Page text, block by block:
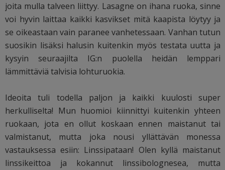
joita mulla talveen liittyy. Lasagne on ihana ruoka, sinne
voi hyvin laittaa kaikki kasvikset mitä kaapista löytyy ja
se oikeastaan vain paranee vanhetessaan. Vanhan tutun
suosikin lisäksi halusin kuitenkin myös testata uutta ja
kysyin seuraajilta IG:n puolella heidän lemppari
lämmittäviä talvisia lohturuokia.
Ideoita tuli todella paljon ja kaikki kuulosti super
herkulliselta! Mun huomioi kiinnittyi kuitenkin yhteen
ruokaan, jota en ollut koskaan ennen maistanut tai
valmistanut, mutta joka nousi yllättävän monessa
vastauksessa esiin: Linssipataan! Olen kyllä maistanut
linssikeittoa ja kokannut linssibolognesea, mutta